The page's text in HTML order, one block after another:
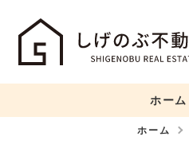
ホーム
ホーム